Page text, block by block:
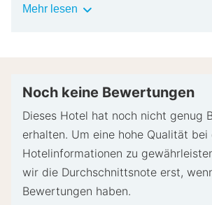
Gebühren an, die abhängig von den
bar für unvorhergesehene
versucht, Sonderwünschen
Eventuell fallen zusätzliche
Der Name auf der Kreditkarte, die
Rezeption für die Abrechnung der
Mehr lesen Wichtige
Noch keine Bewertungen
Dieses Hotel hat noch nicht genug
erhalten. Um eine hohe Qualität bei
Hotelinformationen zu
wir die Durchschnittsnote erst,
Bewertungen haben.